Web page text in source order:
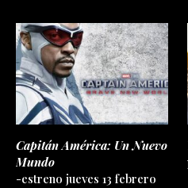
Capitán América: Un Nuevo
Mundo
-estreno jueves 13 febrero